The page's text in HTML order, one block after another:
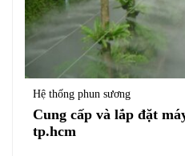
Hệ thống phun sương
Cung cấp và lắp đặt
tp.hcm